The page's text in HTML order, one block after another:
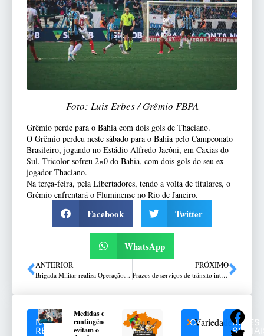
Foto: Luis Erbes / Grêmio FBPA
Grêmio perde para o Bahia com dois gols de Thaciano.
O Grêmio perdeu neste sábado para o Bahia pelo Campeonato
Brasileiro, jogando no Estádio Alfredo Jacôni, em Caxias do
Sul. Tricolor sofreu 2×0 do Bahia, com dois gols do seu ex-
jogador Thaciano.
Na terça-feira, pela Libertadores, tendo a volta de titulares, o
Grêmio enfrentará o Fluminense no Rio de Janeiro.
Facebook Twitter
WhatsApp
ANTERIOR
Brigada Militar realiza Operação de Combate à Pesca Ilegal
PRÓXIMO
Prazos de serviços de trânsito interrompidos pelas enchentes voltam a contar neste domingo
NOTÍCIAS
RELACIONADAS
Medidas de
contingência
evitam o
CATEGORIAS
VariedadesREDES